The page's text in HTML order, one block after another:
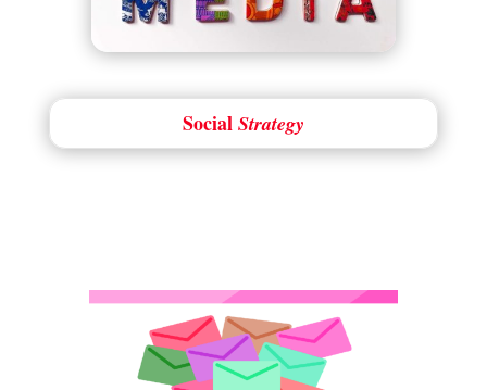
Social Strategy